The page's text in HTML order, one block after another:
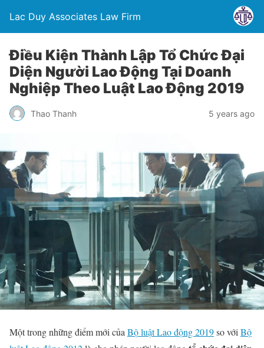
Lac Duy Associates Law Firm
Điều Kiện Thành Lập Tổ Chức Đại
Diện Người Lao Động Tại Doanh
Nghiệp Theo Luật Lao Động 2019
Thao Thanh 5 years ago
Một trong những điểm mới của Bộ luật Lao động 2019so với Bộ